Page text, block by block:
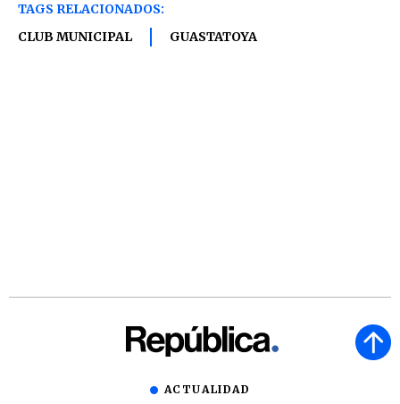
TAGS RELACIONADOS:
CLUB MUNICIPAL
GUASTATOYA
ACTUALIDAD